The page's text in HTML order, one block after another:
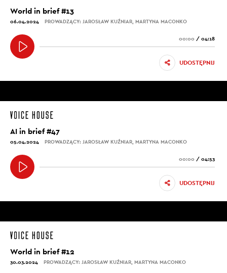
World in brief #13
06.04.2024 PROWADZĄCY: JAROSŁAW KUŹNIAR, MARTYNA MACONKO
00:00 / 04:18
UDOSTĘPNIJ
AI in brief #47
05.04.2024 PROWADZĄCY: JAROSŁAW KUŹNIAR, MARTYNA MACONKO
00:00 / 04:53
UDOSTĘPNIJ
World in brief #12
30.03.2024 PROWADZĄCY: JAROSŁAW KUŹNIAR, MARTYNA MACONKO